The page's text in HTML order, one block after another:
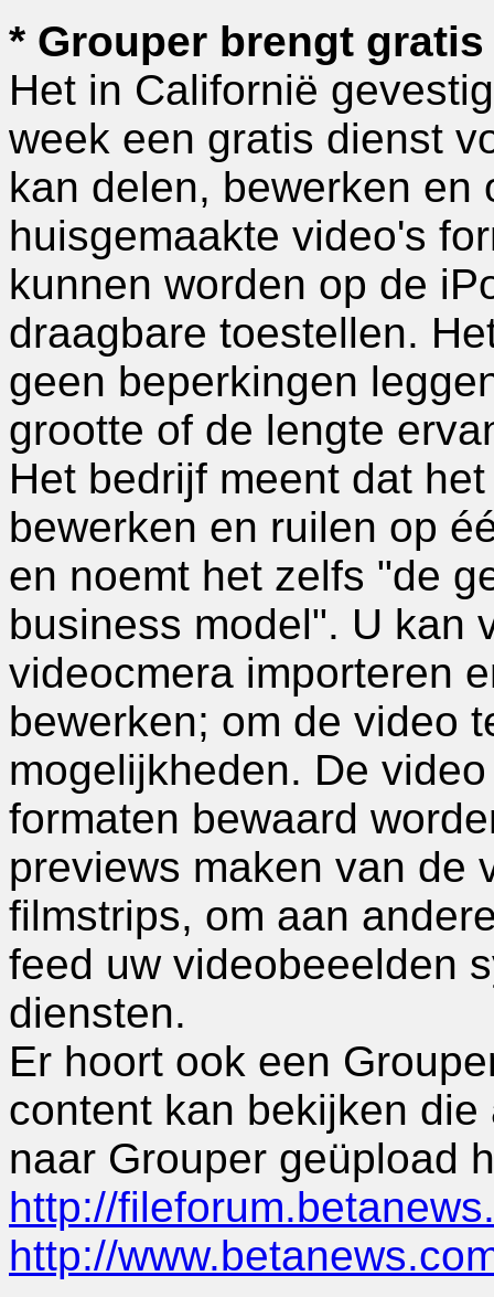
* Grouper brengt
Het in Californië
week een gratis dienst
kan delen, bewerken en
huisgemaakte video's
kunnen worden op de
draagbare toestellen.
geen beperkingen
grootte of de lengte
Het bedrijf meent dat
bewerken en ruilen op
en noemt het zelfs "de
business model". U kan
videocmera importeren
bewerken; om de video
mogelijkheden. De
formaten bewaard
previews maken van de
filmstrips, om aan
feed uw videobeeelden
diensten.
Er hoort ook een
content kan bekijken
naar Grouper geüpload
http://
http://